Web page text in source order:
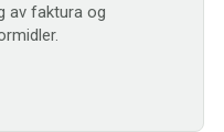
av faktura og